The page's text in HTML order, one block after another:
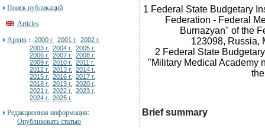
Поиск публикаций
Articles
Архив : 2000 г. 2001 г.
2002 г.
2003 г.
2004 г.
2005 г.
2006 г.
2007 г.
2008 г.
2009 г.
2010 г.
2011 г.
2012 г.
2013 г.
2014 г.
2015 г.
2016 г.
2017 г.
2018 г.
2019 г.
2020 г.
2021 г.
2022 г.
2023 г.
2024 г.
2025 г.
Редакционная информация:
Опубликовать статью
1 Federal State Budgetary
Federation - Federal
Burnazyan" of the
123098, Russia,
2 Federal State
"Military Medical Academy
Brief summary